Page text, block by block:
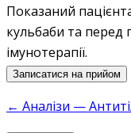
Показаний
кульбаби та перед
імунотерапії.
Записатися на прийом
← Аналізи —